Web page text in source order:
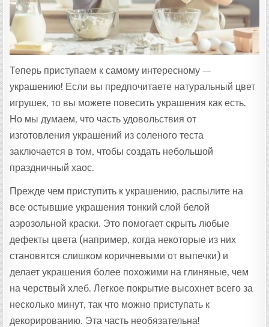
Теперь приступаем к самому интересному —
украшению! Если вы предпочитаете натуральный цвет
игрушек, то вы можете повесить украшения как есть.
Но мы думаем, что часть удовольствия от
изготовления украшений из соленого теста
заключается в том, чтобы создать небольшой
праздничный хаос.
Прежде чем приступить к украшению, распылите на
все остывшие украшения тонкий слой белой
аэрозольной краски. Это помогает скрыть любые
дефекты цвета (например, когда некоторые из них
становятся слишком коричневыми от выпечки) и
делает украшения более похожими на глиняные, чем
на черствый хлеб. Легкое покрытие высохнет всего за
несколько минут, так что можно приступать к
декорированию. Эта часть необязательна!